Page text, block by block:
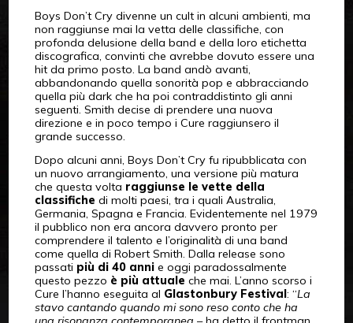
Boys Don’t Cry divenne un cult in alcuni ambienti, ma
non raggiunse mai la vetta delle classifiche, con
profonda delusione della band e della loro etichetta
discografica, convinti che avrebbe dovuto essere una
hit da primo posto. La band andò avanti,
abbandonando quella sonorità pop e abbracciando
quella più dark che ha poi contraddistinto gli anni
seguenti. Smith decise di prendere una nuova
direzione e in poco tempo i Cure raggiunsero il
grande successo.
Dopo alcuni anni, Boys Don’t Cry fu ripubblicata con
un nuovo arrangiamento, una versione più matura
che questa volta raggiunse le vette della
classifiche di molti paesi, tra i quali Australia,
Germania, Spagna e Francia. Evidentemente nel 1979
il pubblico non era ancora davvero pronto per
comprendere il talento e l’originalità di una band
come quella di Robert Smith. Dalla release sono
passati più di 40 annie oggi paradossalmente
questo pezzo è più attuale che mai. L’anno scorso i
Cure l’hanno eseguita al Glastonbury Festival: “La
stavo cantando quando mi sono reso conto che ha